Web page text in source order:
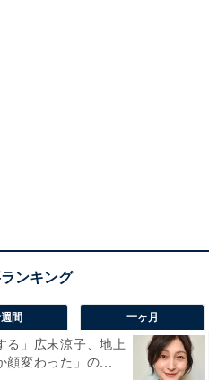
間 一ヶ月
る」広末涼子、地上
顔変わった」の...